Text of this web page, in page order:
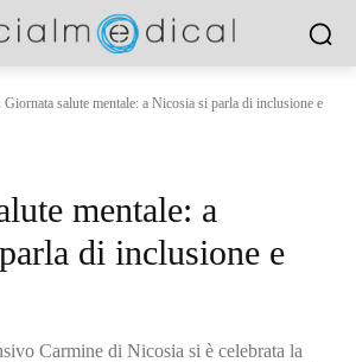
Giornata salute mentale: a Nicosia si parla di inclusione e
mentale: a
di inclusione e
Carmine di Nicosia si è celebrata la